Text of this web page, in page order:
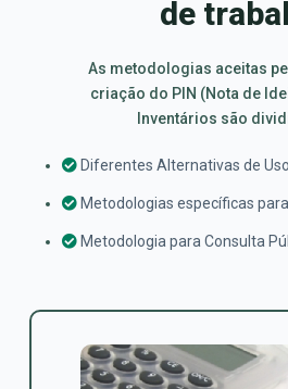
de
As metodologias aceitas
criação do PIN (Nota de
Inventários são
Diferentes Alternativas de
Metodologias específicas
Metodologia para Consulta